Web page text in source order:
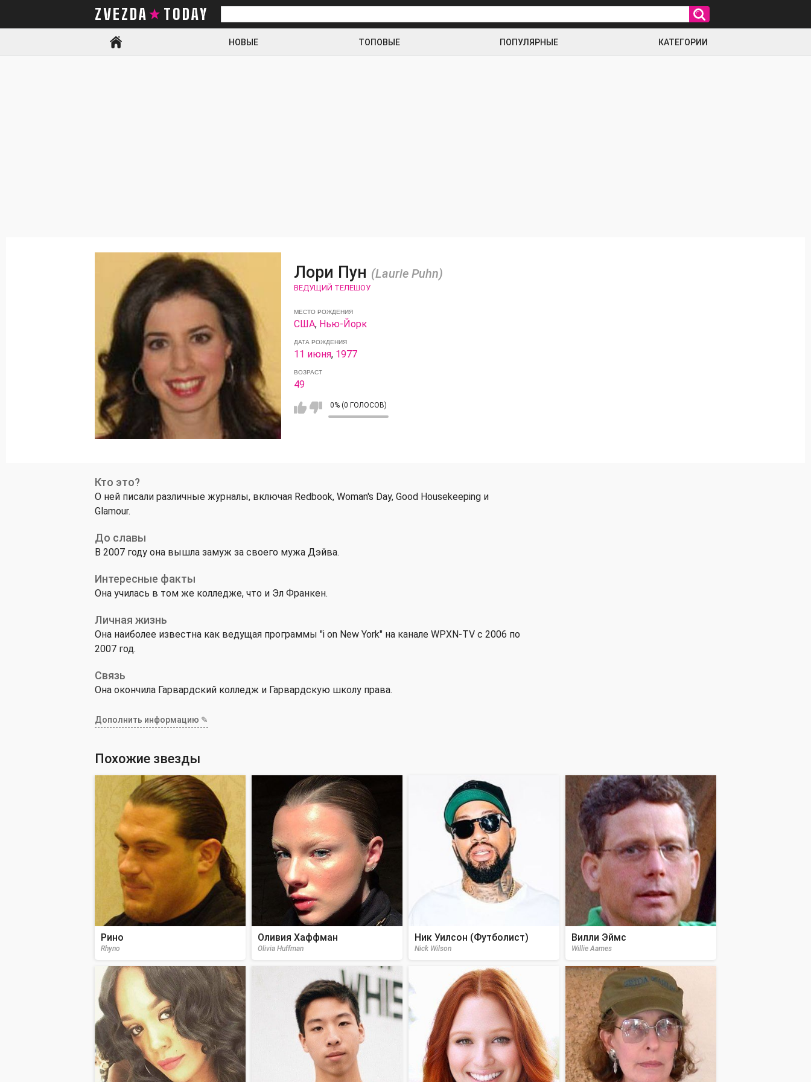
ZVEZDA TODAY
Искать
НОВЫЕ ТОПОВЫЕ ПОПУЛЯРНЫЕ КАТЕГОРИИ
Лори Пун (Laurie Puhn)
ВЕДУЩИЙ ТЕЛЕШОУ
МЕСТО РОЖДЕНИЯ
США, Нью-Йорк
ДАТА РОЖДЕНИЯ
11 июня, 1977
ВОЗРАСТ
49
0% (0 ГОЛОСОВ)
Кто это?
О ней писали различные журналы, включая Redbook, Woman's Day, Good Housekeeping и
Glamour.
До славы
В 2007 году она вышла замуж за своего мужа Дэйва.
Интересные факты
Она училась в том же колледже, что и Эл Франкен.
Личная жизнь
Она наиболее известна как ведущая программы "i on New York" на канале WPXN-TV с 2006 по
2007 год.
Связь
Она окончила Гарвардский колледж и Гарвардскую школу права.
Дополнить информацию ✎
Похожие звезды
Рино
Rhyno
Оливия Хаффман
Olivia Huffman
Ник Уилсон (Футболист)
Nick Wilson
Вилли Эймс
Willie Aames